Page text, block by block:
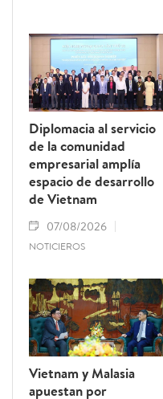
Diplomacia al servicio
de la comunidad
empresarial amplía
espacio de desarrollo
de Vietnam
07/08/2026
NOTICIEROS
Vietnam y Malasia
apuestan por